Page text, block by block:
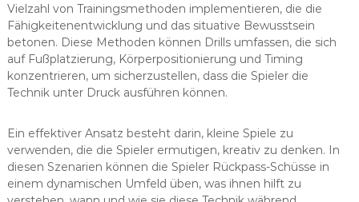
Vielzahl von Trainingsmethoden implementieren, die die
Fähigkeitenentwicklung und das situative Bewusstsein
betonen. Diese Methoden können Drills umfassen, die sich
auf Fußplatzierung, Körperpositionierung und Timing
konzentrieren, um sicherzustellen, dass die Spieler die
Technik unter Druck ausführen können.
Ein effektiver Ansatz besteht darin, kleine Spiele zu
verwenden, die die Spieler ermutigen, kreativ zu denken. In
diesen Szenarien können die Spieler Rückpass-Schüsse in
einem dynamischen Umfeld üben, was ihnen hilft zu